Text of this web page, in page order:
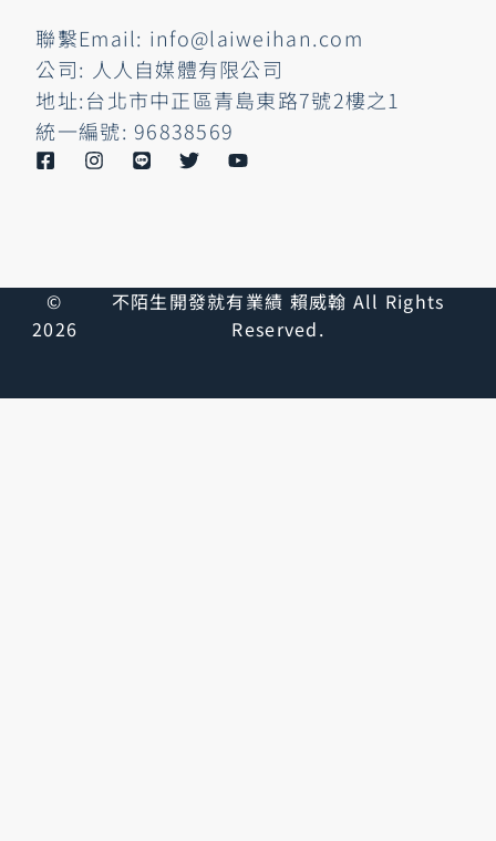
聯繫Email: info@laiweihan.com
公司: 人人自媒體有限公司
地址:台北市中正區青島東路7號2樓之1
統一編號: 96838569
©
2026
不陌生開發就有業績 賴威翰 All Rights
Reserved.